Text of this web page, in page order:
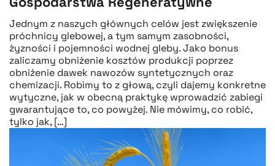
Jednym z naszych głównych celów jest zwiększenie
próchnicy glebowej, a tym samym zasobności,
żyzności i pojemności wodnej gleby. Jako bonus
zaliczamy obniżenie kosztów produkcji poprzez
obniżenie dawek nawozów syntetycznych oraz
chemizacji. Robimy to z głową, czyli dajemy konkretne
wytyczne, jak w obecną praktykę wprowadzić zabiegi
gwarantujące to, co powyżej. Nie mówimy, co robić,
tylko jak, […]